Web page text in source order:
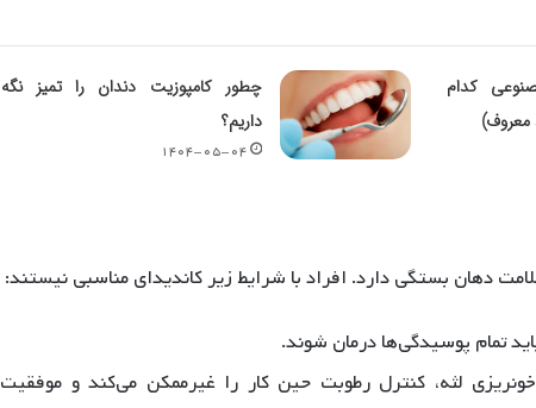
کدام
چطور کامپوزیت دندان را تمیز نگه
داریم؟
۱۴۰۴-۰۵-۰۴
دهان بستگی دارد. افراد با شرایط زیر کاندیدای مناسبی نیستند:
تمام پوسیدگی‌ها درمان شوند.
لثه، کنترل رطوبت حین کار را غیرممکن می‌کند و موفقیت